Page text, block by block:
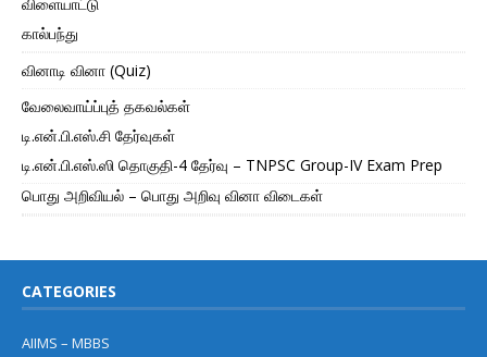
கால்பந்து
வினாடி வினா (Quiz)
வேலைவாய்ப்புத் தகவல்கள்
டி.என்.பி.எஸ்.சி தேர்வுகள்
டி.என்.பி.எஸ்.ஸி தொகுதி-4 தேர்வு – TNPSC Group-IV Exam Prep
பொது அறிவியல் – பொது அறிவு வினா விடைகள்
CATEGORIES
AIIMS – MBBS